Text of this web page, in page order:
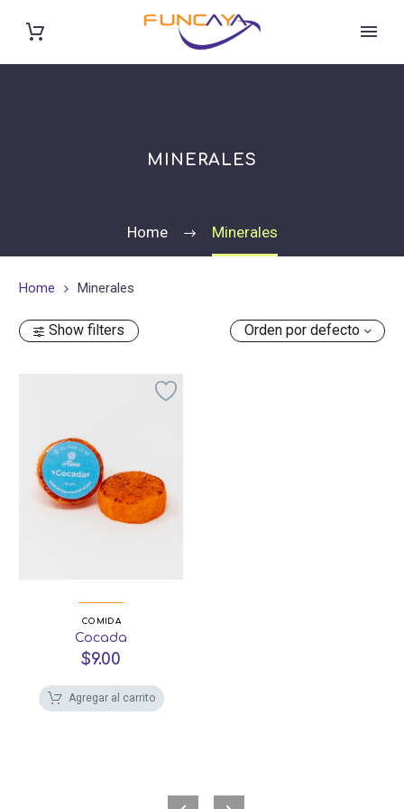
MINERALES
Home Minerales
Home Minerales
Show filters Orden por defecto
COMIDA
Cocada
$9.00
Agregar al carrito